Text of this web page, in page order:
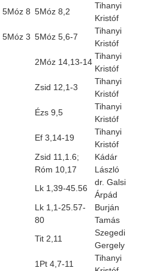
5Móz 8 5Móz 8,2
Tihanyi
Kristóf
5Móz 3 5Móz 5,6-7
Tihanyi
Kristóf
2Móz 14,13-14
Tihanyi
Kristóf
Zsid 12,1-3
Tihanyi
Kristóf
Ézs 9,5
Tihanyi
Kristóf
Ef 3,14-19
Tihanyi
Kristóf
Zsid 11,1.6;
Róm 10,17
Kádár
László
Lk 1,39-45.56
dr. Galsi
Árpád
Lk 1,1-25.57-
80
Burján
Tamás
Tit 2,11
Szegedi
Gergely
1Pt 4,7-11
Tihanyi